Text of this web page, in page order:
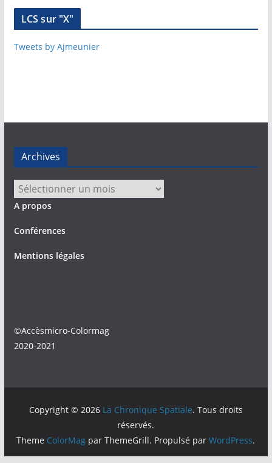
LCS sur "X"
Tweets by Ajmeunier
Archives
Archives
A propos
Conférences
Mentions légales
©Accèsmicro-Colormag
2020-2021
Copyright © 2026 La Chronique Spatiale. Tous droits
réservés.
Theme ColorMag par ThemeGrill. Propulsé parWordPress.